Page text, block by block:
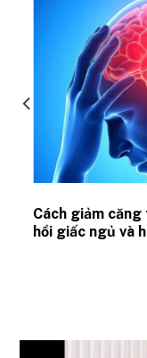
Cách giảm
hồi giấc ngủ và